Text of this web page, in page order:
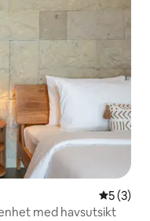
5 av 5 i
5 (3)
med havsutsikt